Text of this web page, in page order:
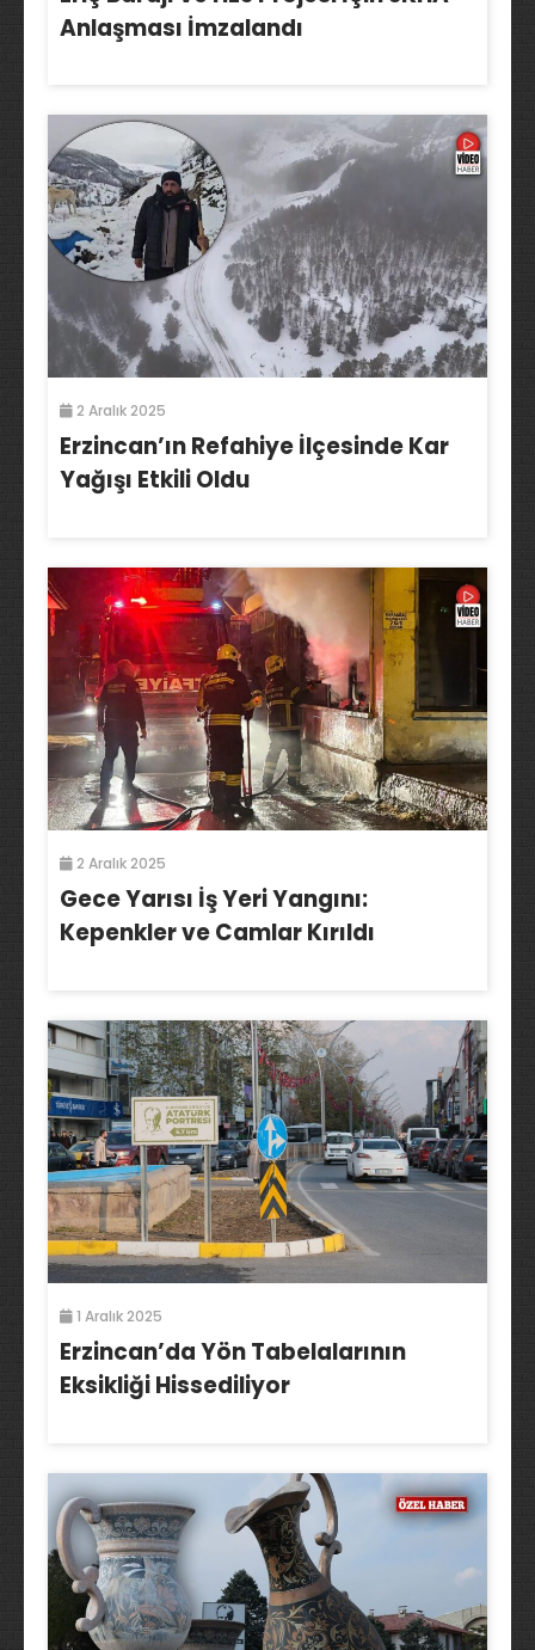
Anlaşması İmzalandı
2 Aralık 2025
Erzincan’ın Refahiye İlçesinde Kar
Yağışı Etkili Oldu
2 Aralık 2025
Gece Yarısı İş Yeri Yangını:
Kepenkler ve Camlar Kırıldı
1 Aralık 2025
Erzincan’da Yön Tabelalarının
Eksikliği Hissediliyor